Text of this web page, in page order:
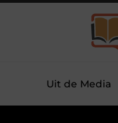
Uit de Media